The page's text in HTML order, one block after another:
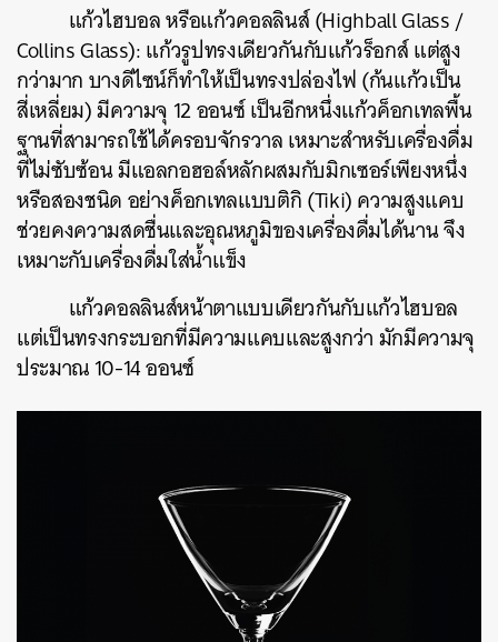
แก้วไฮบอลหรือแก้วคอลลินส์(Highball Glass /
Collins Glass):แก้วรูปทรงเดียวกันกับแก้วร็อกส์แต่สูง
กว่ามากบางดีไซน์ก็ทำให้เป็นทรงปล่องไฟ(ก้นแก้วเป็น
สี่เหลี่ยม)มีความจุ12ออนซ์เป็นอีกหนึ่งแก้วค็อกเทลพื้น
ฐานที่สามารถใช้ได้ครอบจักรวาลเหมาะสำหรับเครื่องดื่ม
ที่ไม่ซับซ้อนมีแอลกอฮอล์หลักผสมกับมิกเซอร์เพียงหนึ่ง
หรือสองชนิดอย่างค็อกเทลแบบติกิ(Tiki)ความสูงแคบ
ช่วยคงความสดชื่นและอุณหภูมิของเครื่องดื่มได้นานจึง
เหมาะกับเครื่องดื่มใส่น้ำแข็ง
แก้วคอลลินส์หน้าตาแบบเดียวกันกับแก้วไฮบอล
แต่เป็นทรงกระบอกที่มีความแคบและสูงกว่ามักมีความจุ
ประมาณ10-14ออนซ์